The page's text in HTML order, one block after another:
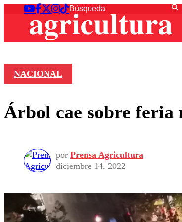
NACIONAL
Árbol cae sobre feria
por Prensa Agricultura
diciembre 14, 2022